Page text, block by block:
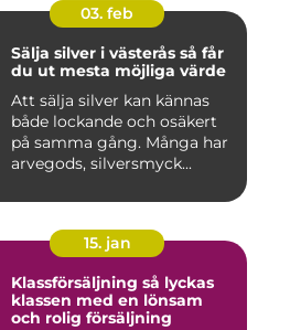
03. feb
Sälja silver i västerås så får
du ut mesta möjliga värde
Att sälja silver kan kännas
både lockande och osäkert
på samma gång. Många har
arvegods, silversmyck...
15. jan
Klassförsäljning så lyckas
klassen med en lönsam
och rolig försäljning